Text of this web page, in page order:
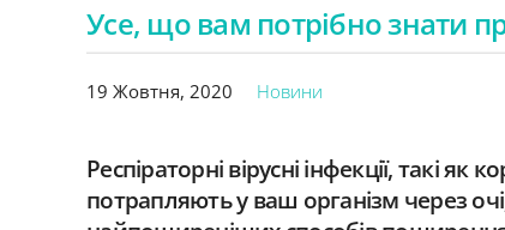
Усе, що вам потрібно знати
19 Жовтня, 2020 Новини
Респіраторні вірусні інфекції, такі
потрапляють у ваш організм через